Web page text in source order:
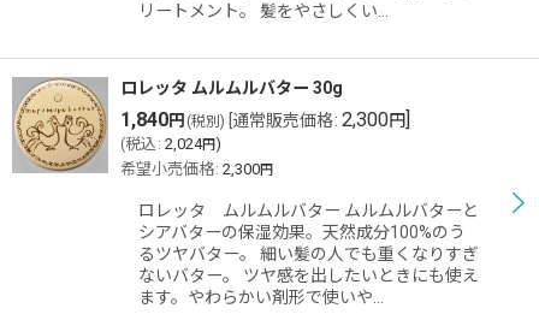
リートメント。 髪をやさしくい…
ロレッタ ムルムルバター 30g
1,840円 (税別) 通常販売価格: 2,300円]
(税込 : 2,024円)
希望小売価格: 2,300円
ロレッタ ムルムルバター ムルムルバターと
シアバターの保湿効果。天然成分100%のう
るツヤバター。 細い髪の人でも重くなりすぎ
ないバター。 ツヤ感を出したいときにも使え
ます。やわらかい剤形で使いや…